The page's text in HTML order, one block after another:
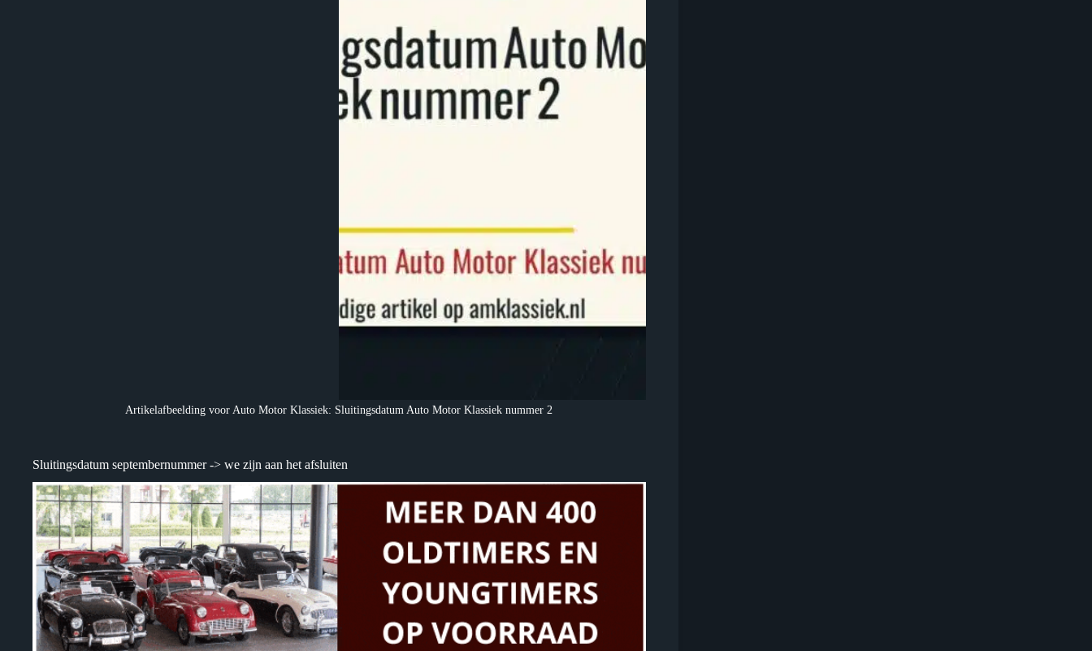
Artikelafbeelding voor Auto Motor Klassiek: Sluitingsdatum Auto Motor Klassiek nummer 2
Sluitingsdatum septembernummer -> we zijn aan het afsluiten